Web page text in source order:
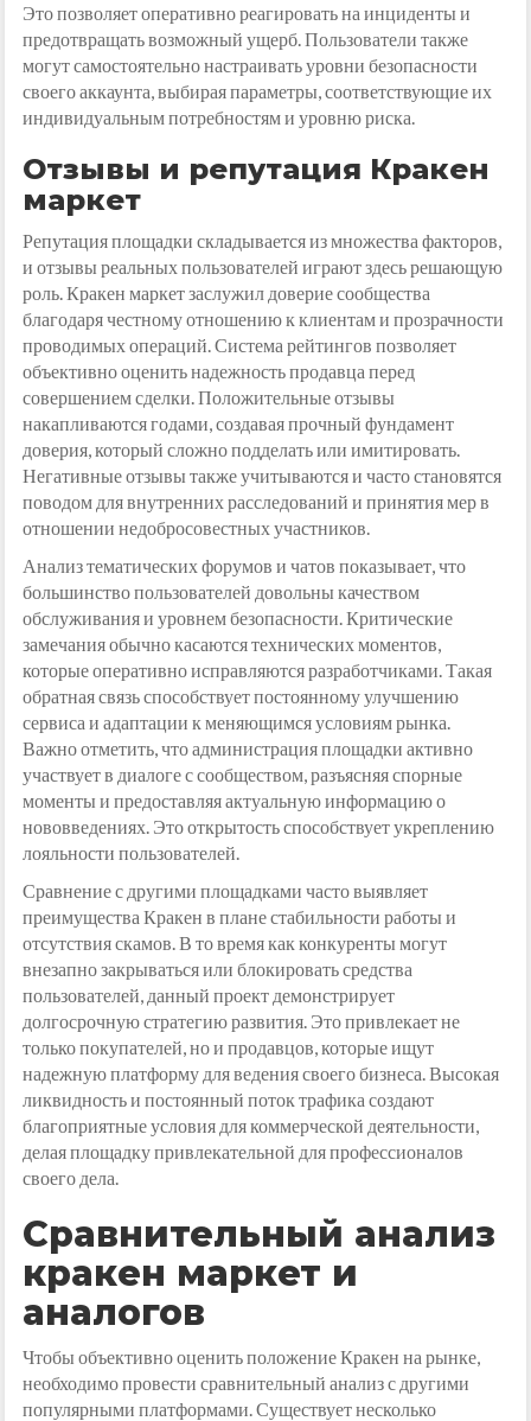
Это позволяет оперативно реагировать на инциденты и
предотвращать возможный ущерб. Пользователи также
могут самостоятельно настраивать уровни безопасности
своего аккаунта, выбирая параметры, соответствующие их
индивидуальным потребностям и уровню риска.
Отзывы и репутация Кракен
маркет
Репутация площадки складывается из множества факторов,
и отзывы реальных пользователей играют здесь решающую
роль. Кракен маркет заслужил доверие сообщества
благодаря честному отношению к клиентам и прозрачности
проводимых операций. Система рейтингов позволяет
объективно оценить надежность продавца перед
совершением сделки. Положительные отзывы
накапливаются годами, создавая прочный фундамент
доверия, который сложно подделать или имитировать.
Негативные отзывы также учитываются и часто становятся
поводом для внутренних расследований и принятия мер в
отношении недобросовестных участников.
Анализ тематических форумов и чатов показывает, что
большинство пользователей довольны качеством
обслуживания и уровнем безопасности. Критические
замечания обычно касаются технических моментов,
которые оперативно исправляются разработчиками. Такая
обратная связь способствует постоянному улучшению
сервиса и адаптации к меняющимся условиям рынка.
Важно отметить, что администрация площадки активно
участвует в диалоге с сообществом, разъясняя спорные
моменты и предоставляя актуальную информацию о
нововведениях. Это открытость способствует укреплению
лояльности пользователей.
Сравнение с другими площадками часто выявляет
преимущества Кракен в плане стабильности работы и
отсутствия скамов. В то время как конкуренты могут
внезапно закрываться или блокировать средства
пользователей, данный проект демонстрирует
долгосрочную стратегию развития. Это привлекает не
только покупателей, но и продавцов, которые ищут
надежную платформу для ведения своего бизнеса. Высокая
ликвидность и постоянный поток трафика создают
благоприятные условия для коммерческой деятельности,
делая площадку привлекательной для профессионалов
своего дела.
Сравнительный анализ
кракен маркет и
аналогов
Чтобы объективно оценить положение Кракен на рынке,
необходимо провести сравнительный анализ с другими
популярными платформами. Существует несколько